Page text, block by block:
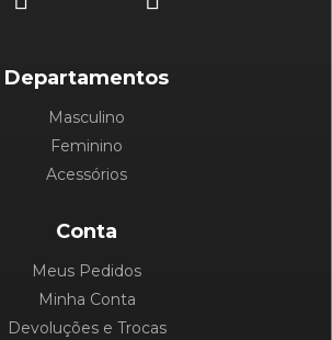
Departamentos
Masculino
Feminino
Acessórios
Conta
Meus Pedidos
Minha Conta
Devoluções e Trocas